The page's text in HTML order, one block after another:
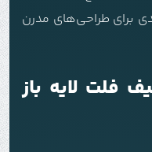
برای طراحی‌های مدرن
فلت لایه باز